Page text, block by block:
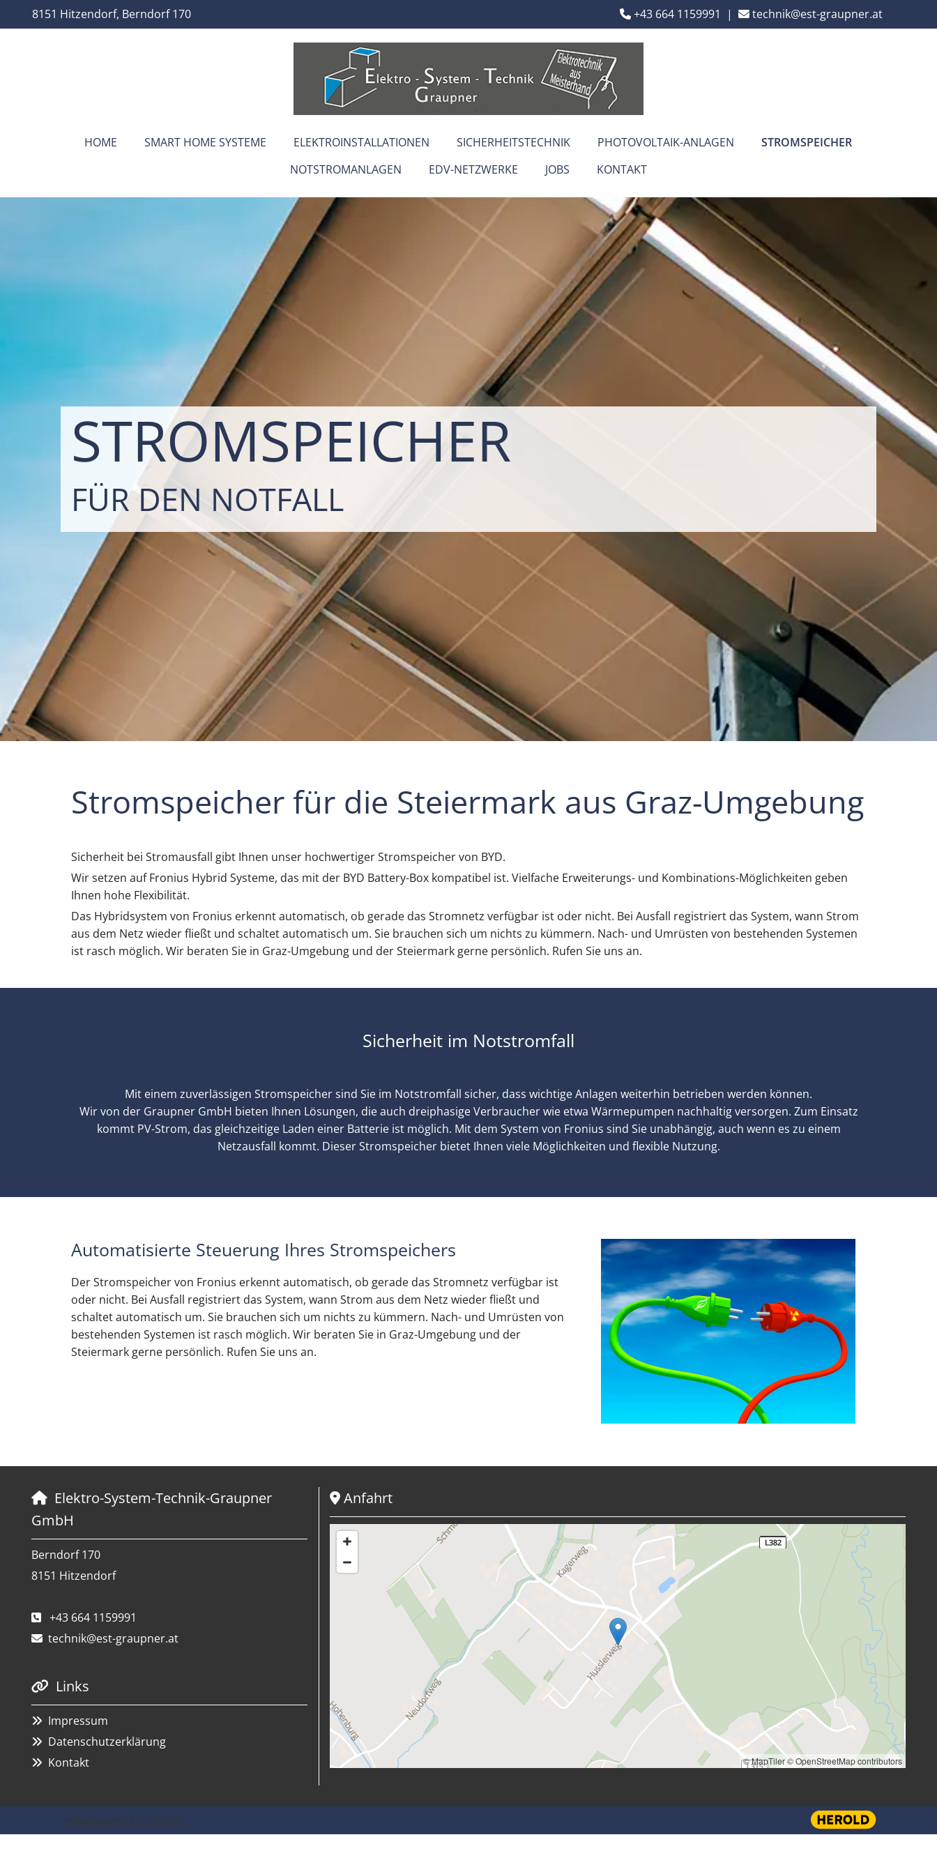
8151 Hitzendorf, Berndorf 170  +43 664 1159991 |  technik@est-graupner.at
HOME SMART HOME SYSTEME ELEKTROINSTALLATIONEN SICHERHEITSTECHNIK PHOTOVOLTAIK-ANLAGEN
STROMSPEICHER
NOTSTROMANLAGEN
EDV-NETZWERKE JOBS KONTAKT
STROMSPEICHER
FÜR DEN NOTFALL
Stromspeicher für die Steiermark aus Graz-Umgebung
Sicherheit bei Stromausfall gibt Ihnen unser hochwertiger Stromspeicher von BYD.
Wir setzen auf Fronius Hybrid Systeme, das mit der BYD Battery-Box kompatibel ist. Vielfache Erweiterungs- und Kombinations-Möglichkeiten geben
Ihnen hohe Flexibilität.
Das Hybridsystem von Fronius erkennt automatisch, ob gerade das Stromnetz verfügbar ist oder nicht. Bei Ausfall registriert das System, wann Strom
aus dem Netz wieder fließt und schaltet automatisch um. Sie brauchen sich um nichts zu kümmern. Nach- und Umrüsten von bestehenden Systemen
ist rasch möglich. Wir beraten Sie in Graz-Umgebung und der Steiermark gerne persönlich. Rufen Sie uns an.
Sicherheit im Notstromfall
Mit einem zuverlässigen Stromspeicher sind Sie im Notstromfall sicher, dass wichtige Anlagen weiterhin betrieben werden können.
Wir von der Graupner GmbH bieten Ihnen Lösungen, die auch dreiphasige Verbraucher wie etwa Wärmepumpen nachhaltig versorgen. Zum Einsatz
kommt PV-Strom, das gleichzeitige Laden einer Batterie ist möglich. Mit dem System von Fronius sind Sie unabhängig, auch wenn es zu einem
Netzausfall kommt. Dieser Stromspeicher bietet Ihnen viele Möglichkeiten und flexible Nutzung.
Automatisierte Steuerung Ihres Stromspeichers
Der Stromspeicher von Fronius erkennt automatisch, ob gerade das Stromnetz verfügbar ist
oder nicht. Bei Ausfall registriert das System, wann Strom aus dem Netz wieder fließt und
schaltet automatisch um. Sie brauchen sich um nichts zu kümmern. Nach- und Umrüsten von
bestehenden Systemen ist rasch möglich. Wir beraten Sie in Graz-Umgebung und der
Steiermark gerne persönlich. Rufen Sie uns an.
 Elektro-System-Technik-Graupner
GmbH
Berndorf 170
8151 Hitzendorf
 +43 664 1159991
 technik@est-graupner.at
 Links
 Impressum
 Datenschutzerklärung
 Kontakt
Anfahrt
© MapTiler© OpenStreetMap contributors
Website erstellt von HEROLD